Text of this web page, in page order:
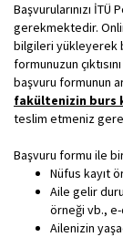
Başvurularınızı
gerekmektedir.
bilgileri yükleyerek
formunuzun
başvuru formunun
fakültenizin burs
teslim etmeniz
Başvuru formu ile
Nüfus kayıt
Aile gelir
örneği vb.,
Ailenizin